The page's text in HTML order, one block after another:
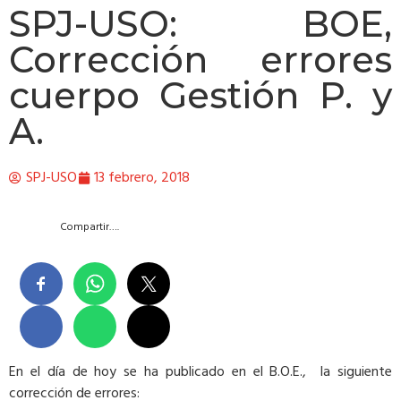
SPJ-USO: BOE,
Corrección errores
cuerpo Gestión P. y
A.
SPJ-USO 13 febrero, 2018
Compartir….
En el día de hoy se ha publicado en el B.O.E., la siguiente
corrección de errores: